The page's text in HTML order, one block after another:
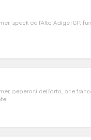
speck dell'Alto Adige IGP,
peperoni dell'orto, brie